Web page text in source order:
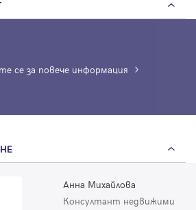
се за повече информация
Анна Михайлова
Консултант недвижими